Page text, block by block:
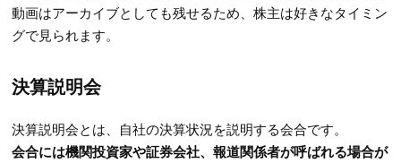
動画はアーカイブとしても残せるため、株主は好きなタイミン
グで見られます。
決算説明会
決算説明会とは、自社の決算状況を説明する会合です。
会合には機関投資家や証券会社、報道関係者が呼ばれる場合が